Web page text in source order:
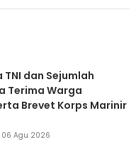
dan Sejumlah
Terima Warga
Brevet Korps Marinir
06 Agu 2026